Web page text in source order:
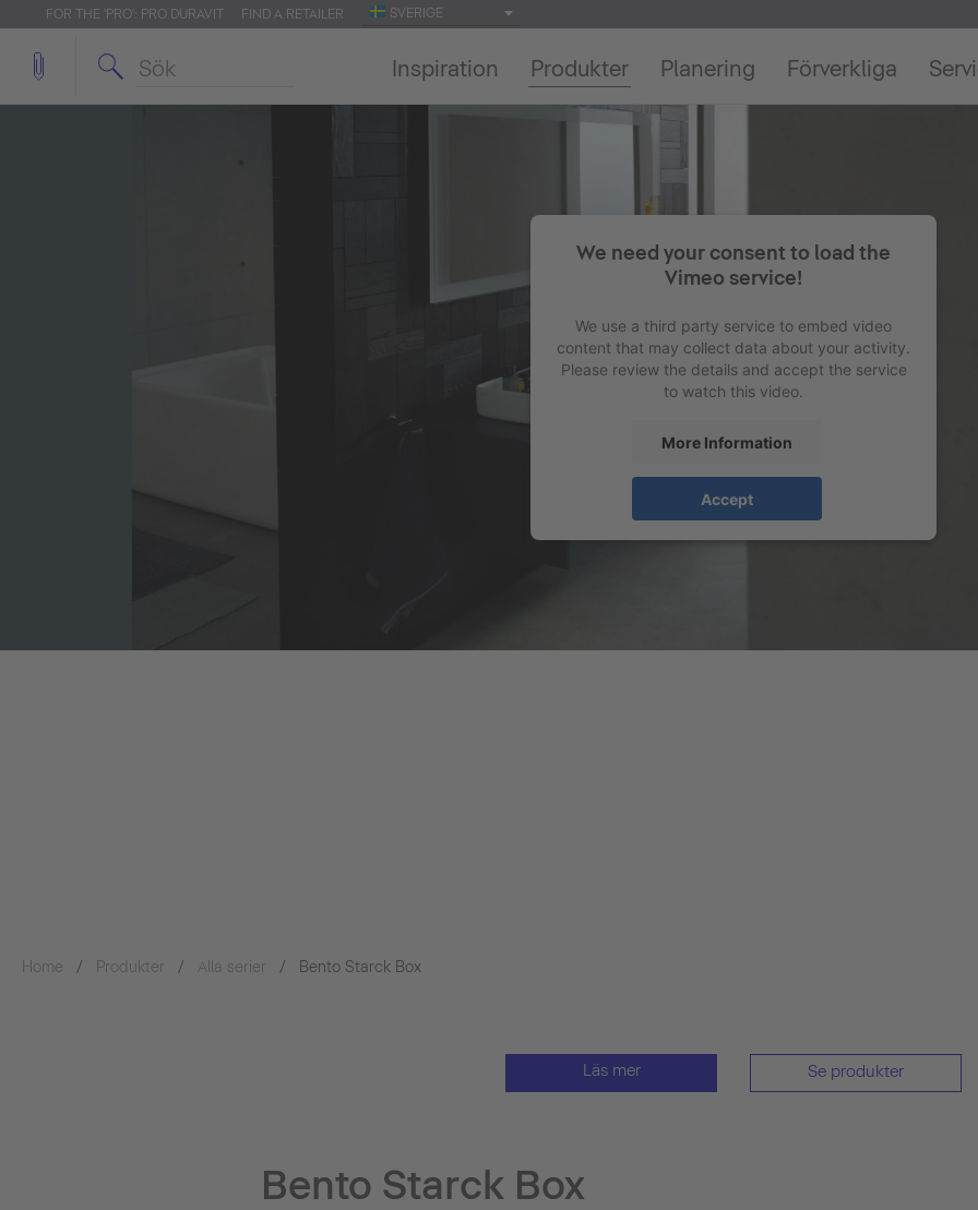
FOR THE 'PRO': PRO.DURAVIT FIND A RETAILER SVERIGE
Inspiration Produkter Planering Förverkliga
We need your consent to load the
Vimeo service!
We use a third party service to embed video
content that may collect data about your activity.
Please review the details and accept the service
to watch this video.
More Information
Accept
Home Produkter Alla serier Bento Starck Box
Läs mer Se produkter
Bento Starck Box